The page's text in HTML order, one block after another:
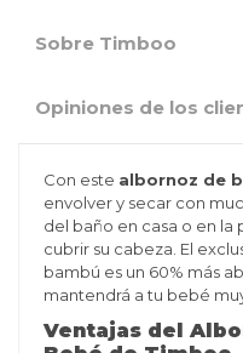
Sobre Timboo
Opiniones de los
Con este albornoz de
envolver y secar con
del baño en casa o en la
cubrir su cabeza. El
bambú es un 60% más
mantendrá a tu bebé
Ventajas del